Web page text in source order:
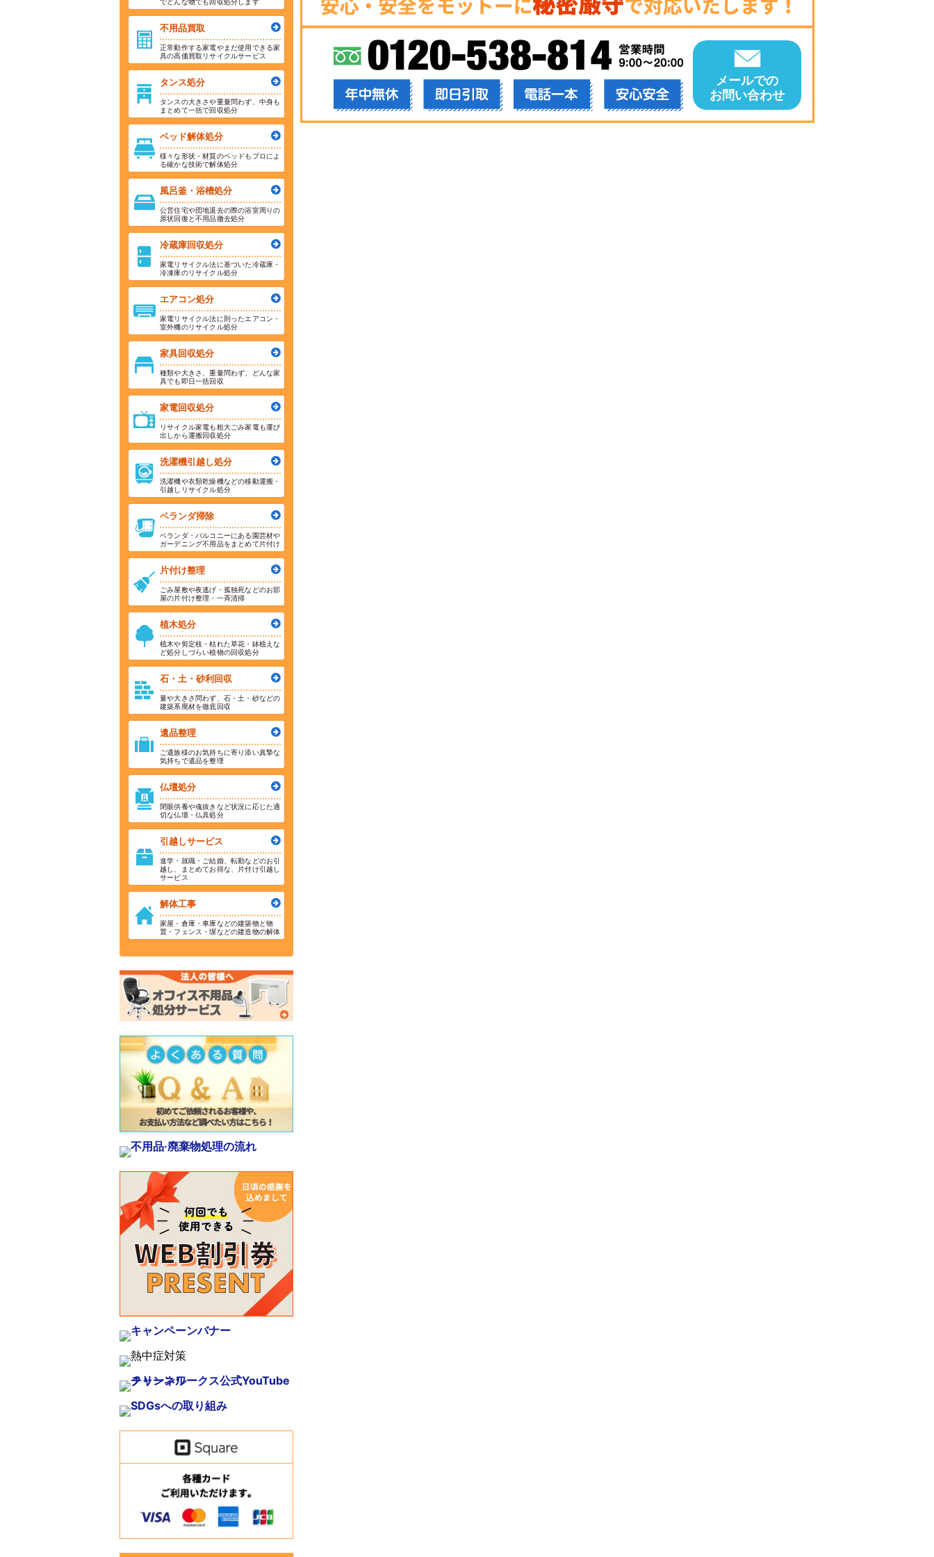
メールでの
お問い合わせ
不用品買取
正常動作する家電やまだ使用できる家
具の高価買取リサイクルサービス
タンス処分
タンスの大きさや重量問わず、中身も
まとめて一括で回収処分
ベッド解体処分
様々な形状・材質のベッドもプロによ
る確かな技術で解体処分
風呂釜・浴槽処分
公営住宅や団地退去の際の浴室周りの
原状回復と不用品撤去処分
冷蔵庫回収処分
家電リサイクル法に基づいた冷蔵庫・
冷凍庫のリサイクル処分
エアコン処分
家電リサイクル法に則ったエアコン・
室外機のリサイクル処分
家具回収処分
種類や大きさ、重量問わず、どんな家
具でも即日一括回収
家電回収処分
リサイクル家電も粗大ごみ家電も運び
出しから運搬回収処分
洗濯機引越し処分
洗濯機や衣類乾燥機などの移動運搬・
引越しリサイクル処分
ベランダ掃除
ベランダ・バルコニーにある園芸材や
ガーデニング不用品をまとめて片付け
片付け整理
ごみ屋敷や夜逃げ・孤独死などのお部
屋の片付け整理・一斉清掃
植木処分
植木や剪定枝・枯れた草花・鉢植えな
ど処分しづらい植物の回収処分
石・土・砂利回収
量や大きさ問わず、石・土・砂などの
建築系廃材を徹底回収
遺品整理
ご遺族様のお気持ちに寄り添い真摯な
気持ちで遺品を整理
仏壇処分
閉眼供養や魂抜きなど状況に応じた適
切な仏壇・仏具処分
引越しサービス
進学・就職・ご結婚、転勤などのお引
越し、まとめてお得な、片付け引越し
サービス
解体工事
家屋・倉庫・車庫などの建築物と物
置・フェンス・塀などの建造物の解体